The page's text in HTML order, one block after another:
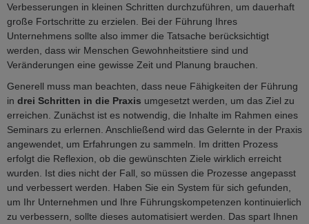
Verbesserungen in kleinen Schritten durchzuführen, um dauerhaft
große Fortschritte zu erzielen. Bei der Führung Ihres
Unternehmens sollte also immer die Tatsache berücksichtigt
werden, dass wir Menschen Gewohnheitstiere sind und
Veränderungen eine gewisse Zeit und Planung brauchen.
Generell muss man beachten, dass neue Fähigkeiten der Führung
in drei Schritten in die Praxis umgesetzt werden, um das Ziel zu
erreichen. Zunächst ist es notwendig, die Inhalte im Rahmen eines
Seminars zu erlernen. Anschließend wird das Gelernte in der Praxis
angewendet, um Erfahrungen zu sammeln. Im dritten Prozess
erfolgt die Reflexion, ob die gewünschten Ziele wirklich erreicht
wurden. Ist dies nicht der Fall, so müssen die Prozesse angepasst
und verbessert werden. Haben Sie ein System für sich gefunden,
um Ihr Unternehmen und Ihre Führungskompetenzen kontinuierlich
zu verbessern, sollte dieses automatisiert werden. Das spart Ihnen